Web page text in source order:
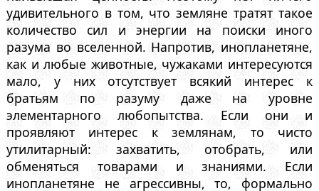
удивительного в том, что земляне тратят такое
количество сил и энергии на поиски иного
разума во вселенной. Напротив, инопланетяне,
как и любые животные, чужаками интересуются
мало, у них отсутствует всякий интерес к
братьям по разуму даже на уровне
элементарного любопытства. Если они и
проявляют интерес к землянам, то чисто
утилитарный: захватить, отобрать, или
обменяться товарами и знаниями. Если
инопланетяне не агрессивны, то, формально